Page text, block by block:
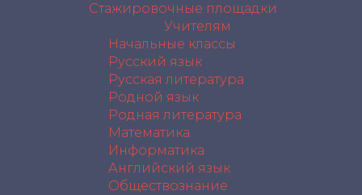
Стажировочные площадки
Учителям
Начальные классы
Русский язык
Русская литература
Родной язык
Родная литература
Математика
Информатика
Английский язык
Обществознание